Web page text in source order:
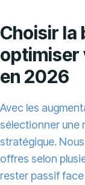
Choisir la
optimiser
en 2026
Avec les
sélectionner une
stratégique.
offres selon
rester passif